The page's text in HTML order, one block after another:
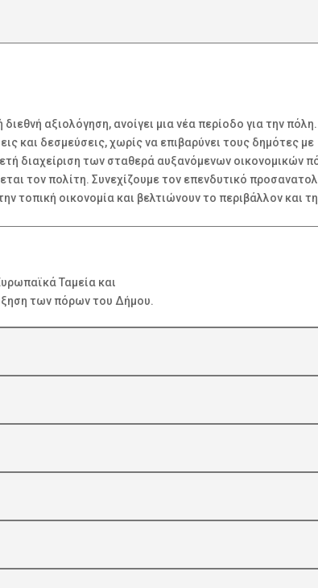
αξιολόγηση, ανοίγει μια νέα περίοδο για την πόλη.
και δεσμεύσεις, χωρίς να επιβαρύνει τους δημότες με
διαχείριση των σταθερά αυξανόμενων οικονομικών
τον πολίτη. Συνεχίζουμε τον επενδυτικό
τοπική οικονομία και βελτιώνουν το περιβάλλον και
Ταμεία και
των πόρων του Δήμου.